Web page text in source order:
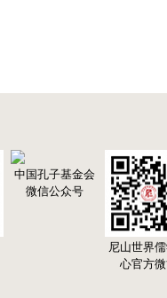
中国孔子基金会
微信公众号
尼山世界
心官方